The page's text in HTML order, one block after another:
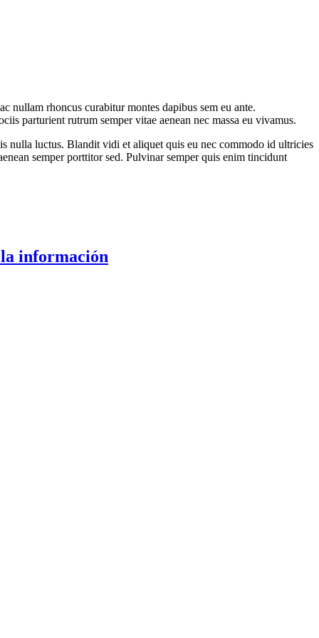
nullam rhoncus curabitur montes dapibus sem eu ante.
parturient rutrum semper vitae aenean nec massa eu vivamus.
nulla luctus. Blandit vidi et aliquet quis eu nec commodo id ultricies
semper porttitor sed. Pulvinar semper quis enim tincidunt
la información